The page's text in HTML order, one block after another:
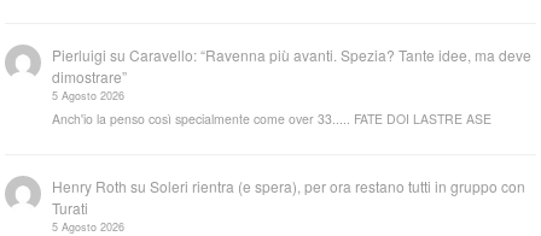
Pierluigi suCaravello: “Ravenna più avanti. Spezia? Tante idee, ma deve
dimostrare”
5 Agosto 2026
Anch'io la penso così specialmente come over 33..... FATE DOI LASTRE ASE
Henry Roth suSoleri rientra (e spera), per ora restano tutti in gruppo con
Turati
5 Agosto 2026